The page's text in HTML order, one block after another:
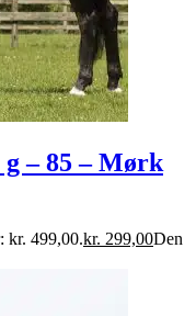
– 85 – Mørk
kr. 499,00.kr. 299,00Den